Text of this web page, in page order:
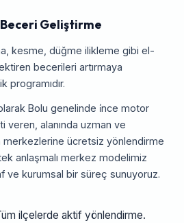
Geliştirme
kesme, düğme ilikleme gibi el-
becerileri artırmaya
programıdır.
Bolu genelinde i̇nce motor
alanında uzman ve
ücretsiz yönlendirme
anlaşmalı merkez modelimiz
ve kurumsal bir süreç sunuyoruz.
ilçelerde aktif yönlendirme.